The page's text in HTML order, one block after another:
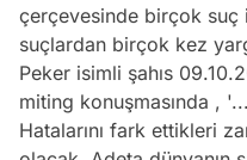
çerçevesinde birçok suç
suçlardan birçok kez
Peker isimli şahıs
miting konuşmasında ,
Hatalarını fark ettikleri